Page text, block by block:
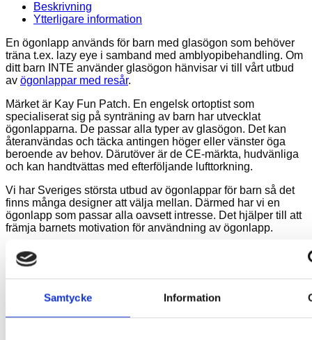
Samtycke Information
Beskrivning
Ytterligare information
En ögonlapp används för barn med glasögon som behöver
träna t.ex. lazy eye i samband med amblyopibehandling. Om
ditt barn INTE använder glasögon hänvisar vi till vårt utbud
av ögonlappar med resår.
Märket är Kay Fun Patch. En engelsk ortoptist som
specialiserat sig på synträning av barn har utvecklat
ögonlapparna. De passar alla typer av glasögon. Det kan
återanvändas och täcka antingen höger eller vänster öga
beroende av behov. Därutöver är de CE-märkta, hudvänliga
och kan handtvättas med efterföljande lufttorkning.
Vi har Sveriges största utbud av ögonlappar för barn så det
finns många designer att välja mellan. Därmed har vi en
ögonlapp som passar alla oavsett intresse. Det hjälper till att
främja barnets motivation för användning av ögonlapp.
Användning
barn som bär glasögon. De placeras på insidan av
glasögonen. Detta har fördelen att glasögonen hjälper till att
hålla ögonlappen i rätt läge och minimerar risken för att ljus